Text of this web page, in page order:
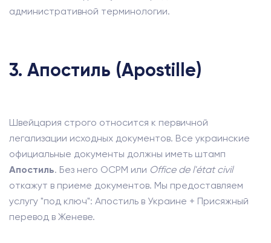
административной терминологии.
3. Апостиль (Apostille)
Швейцария строго относится к первичной
легализации исходных документов. Все украинские
официальные документы должны иметь штамп
Апостиль. Без него OCPM или Office de l'état civil
откажут в приеме документов. Мы предоставляем
услугу "под ключ": Апостиль в Украине + Присяжный
перевод в Женеве.